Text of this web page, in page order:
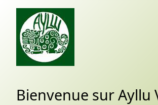
Bienvenue sur Ayllu